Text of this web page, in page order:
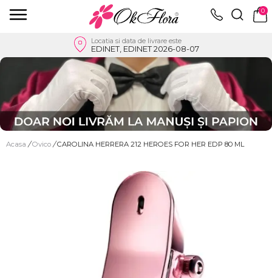
0
Locatia si data de livrare este
EDINET, EDINET 2026-08-07
Acasa / Ovico / CAROLINA HERRERA 212 HEROES FOR HER EDP 80 ML